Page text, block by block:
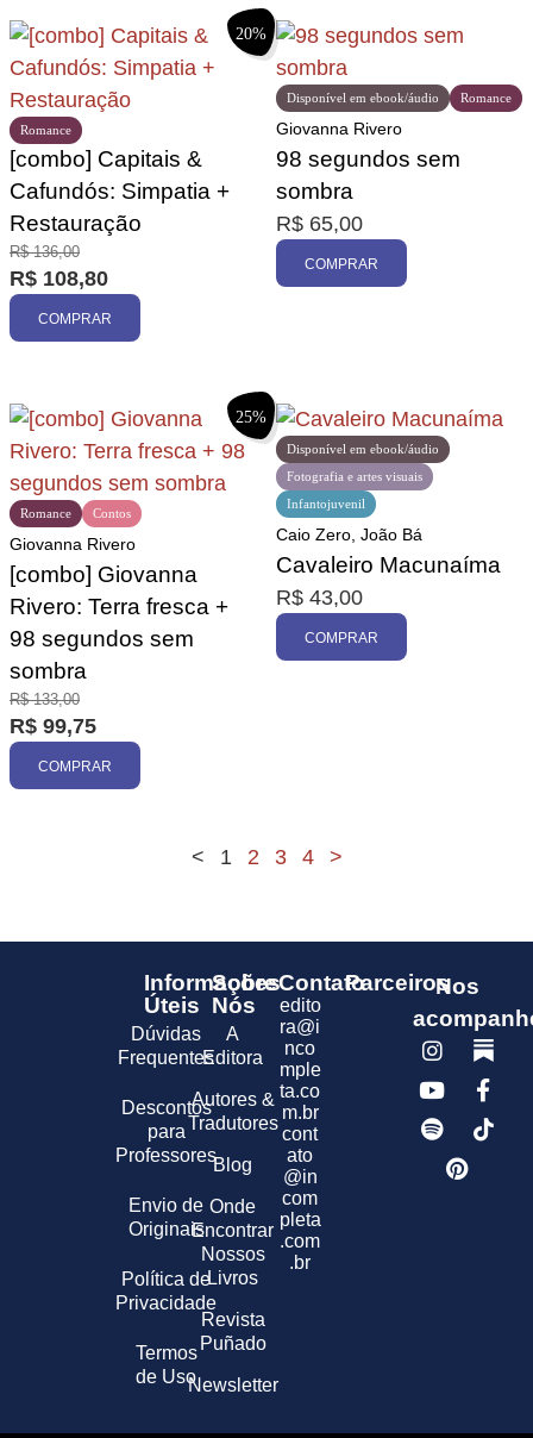
20%
Romance
[combo] Capitais &
Cafundós: Simpatia +
Restauração
R$136,00
R$ 108,80
COMPRAR
Disponível em ebook/áudio Romance
Giovanna Rivero
98 segundos sem
sombra
R$ 65,00
COMPRAR
25%
Contos
Romance
Giovanna Rivero
[combo] Giovanna
Rivero: Terra fresca +
98 segundos sem
sombra
R$133,00
R$ 99,75
COMPRAR
Disponível em ebook/áudio
Fotografia e artes visuais
Infantojuvenil
Caio Zero, João Bá
Cavaleiro Macunaíma
R$ 43,00
COMPRAR
< 1 2 3 4 >
Informações
Úteis
Dúvidas
Frequentes
Descontos
para
Professores
Envio de
Originais
Política de
Privacidade
Termos
de Uso
Sobre
Nós
A
Editora
Autores &
Tradutores
Blog
Onde
Encontrar
Nossos
Livros
Revista
Puñado
Newsletter
Contato
edito
ra@i
nco
mple
ta.co
m.br
cont
ato
@in
com
pleta
.com
.br
ParceirosNos